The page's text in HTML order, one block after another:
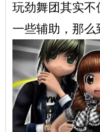
玩劲舞团其实
一些辅助，那么